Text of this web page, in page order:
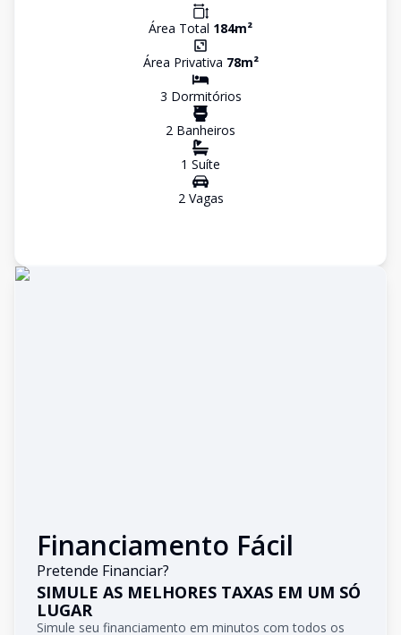
Área Total 184m²
Área Privativa 78m²
3 Dormitórios
2 Banheiros
1 Suíte
2Vagas
Financiamento Fácil
Pretende Financiar?
SIMULE AS MELHORES TAXAS EM UM SÓ
LUGAR
Simule seu financiamento em minutos com todos os